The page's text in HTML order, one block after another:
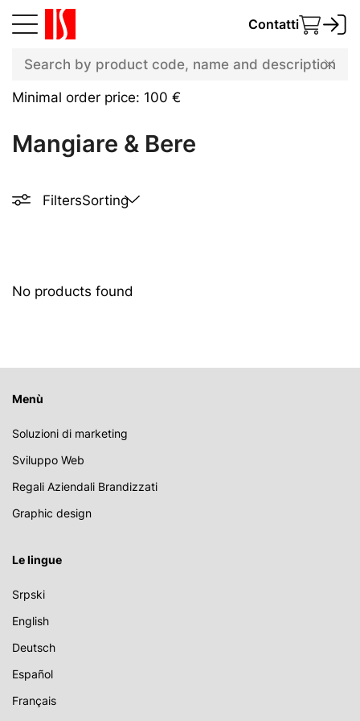
Contatti
Minimal order price: 100 €
Mangiare & Bere
FiltersSorting
No products found
Menù
Soluzioni di marketing
Sviluppo Web
Regali Aziendali Brandizzati
Graphic design
Le lingue
Srpski
English
Deutsch
Español
Français